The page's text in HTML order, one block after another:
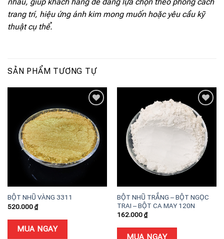
trang trí, hiệu ứng ánh kim mong muốn hoặc yêu cầu kỹ
thuật cụ thể.
SẢN PHẨM TƯƠNG TỰ
Add to
wishlist
BỘT NHŨ VÀNG 3311
520.000₫
MUA NGAY
Add to
wishlist
BỘT NHŨ TRẮNG – BỘT NGỌC
TRAI – BỘT CA MAY 120N
162.000₫
MUA NGAY